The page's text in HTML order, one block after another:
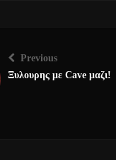
Previous
Ξυλουρης με Cave μαζι!